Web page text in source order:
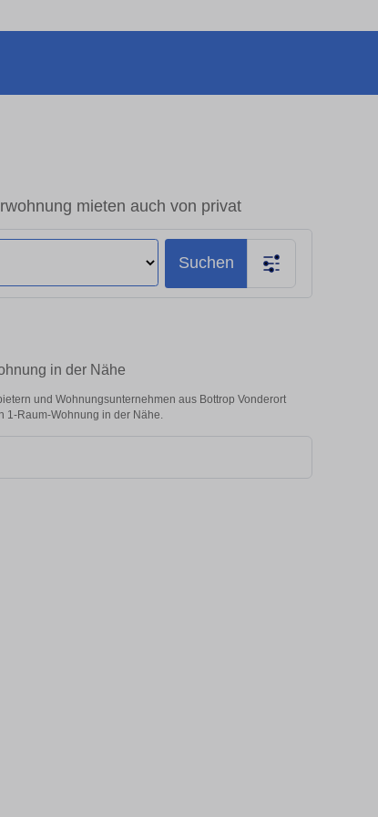
mieten auch von privat
Suchen
in der Nähe
und Wohnungsunternehmen aus Bottrop Vonderort
Raum-Wohnung in der Nähe.